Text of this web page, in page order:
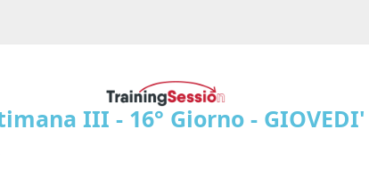
III - 16° Giorno -